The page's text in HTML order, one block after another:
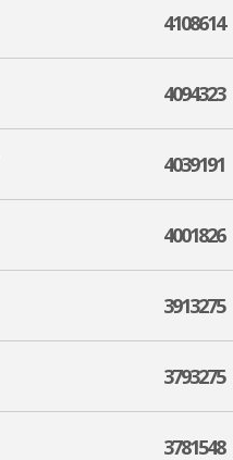
4108614
4094323
4039191
4001826
3913275
3793275
3781548